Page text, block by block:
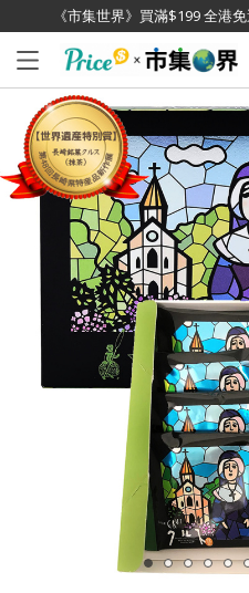
《市集世界》買滿$199 全港
已加入購物車